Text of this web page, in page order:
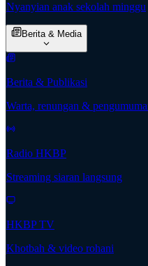
Nyanyian anak sekolah minggu
Berita & Media
Berita & Publikasi
Warta, renungan &
Radio HKBP
Streaming siaran langsung
HKBP TV
Khotbah & video rohani